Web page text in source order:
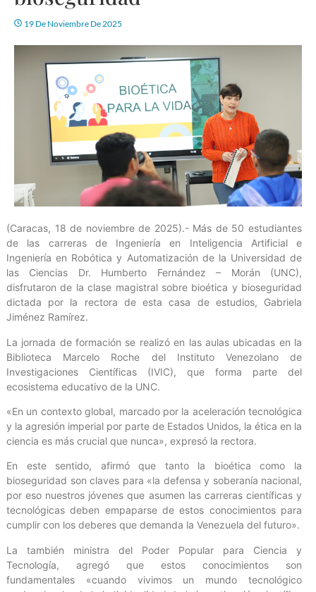
19 De Noviembre De 2025
(Caracas, 18 de noviembre de 2025).- Más de 50 estudiantes
de las carreras de Ingeniería en Inteligencia Artificial e
Ingeniería en Robótica y Automatización de la Universidad de
las Ciencias Dr. Humberto Fernández – Morán (UNC),
disfrutaron de la clase magistral sobre bioética y bioseguridad
dictada por la rectora de esta casa de estudios, Gabriela
Jiménez Ramírez.
La jornada de formación se realizó en las aulas ubicadas en la
Biblioteca Marcelo Roche del Instituto Venezolano de
Investigaciones Científicas (IVIC), que forma parte del
ecosistema educativo de la UNC.
«En un contexto global, marcado por la aceleración tecnológica
y la agresión imperial por parte de Estados Unidos, la ética en la
ciencia es más crucial que nunca», expresó la rectora.
En este sentido, afirmó que tanto la bioética como la
bioseguridad son claves para «la defensa y soberanía nacional,
por eso nuestros jóvenes que asumen las carreras científicas y
tecnológicas deben empaparse de estos conocimientos para
cumplir con los deberes que demanda la Venezuela del futuro».
La también ministra del Poder Popular para Ciencia y
Tecnología, agregó que estos conocimientos son
fundamentales «cuando vivimos un mundo tecnológico